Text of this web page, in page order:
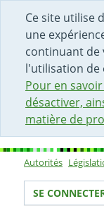
Ce site utilise
une
continuant de
l'utilisation de
Pour en
désactiver,
matière de
DÉBUT DU
ACCÈS AU
PAGE
FORMULAIRE
Sous-
Autorités
Votre
SE